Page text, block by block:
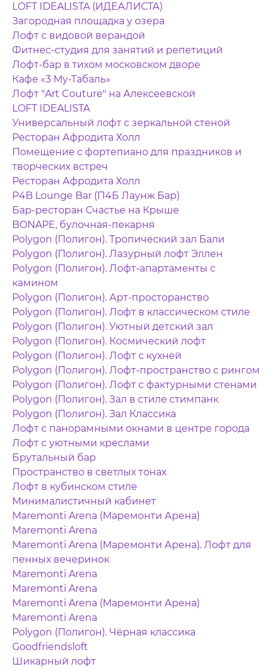
LOFT IDEALISTA (ИДЕАЛИСТА)
Загородная площадка у озера
Лофт с видовой верандой
Фитнес-студия для занятий и репетиций
Лофт-бар в тихом московском дворе
Кафе «3 Му-Табаль»
Лофт "Art Couture" на Алексеевской
LOFT IDEALISTA
Универсальный лофт с зеркальной стеной
Ресторан Афродита Холл
Помещение с фортепиано для праздников и
творческих встреч
Ресторан Афродита Холл
P4B Lounge Bar (П4Б Лаунж Бар)
Бар-ресторан Счастье на Крыше
BONAPE, булочная-пекарня
Polygon (Полигон). Тропический зал Бали
Polygon (Полигон). Лазурный лофт Эллен
Polygon (Полигон). Лофт-апартаменты с
камином
Polygon (Полигон). Арт-просторанство
Polygon (Полигон). Лофт в классическом стиле
Polygon (Полигон). Уютный детский зал
Polygon (Полигон). Космический лофт
Polygon (Полигон). Лофт с кухней
Polygon (Полигон). Лофт-пространство с рингом
Polygon (Полигон). Лофт с фактурными стенами
Polygon (Полигон). Зал в стиле стимпанк
Polygon (Полигон). Зал Классика
Лофт с панорамными окнами в центре города
Лофт с уютными креслами
Брутальный бар
Пространство в светлых тонах
Лофт в кубинском стиле
Минималистичный кабинет
Maremonti Arena (Маремонти Арена)
Maremonti Arena
Maremonti Arena (Маремонти Арена). Лофт для
пенных вечеринок
Maremonti Arena
Maremonti Arena
Maremonti Arena (Маремонти Арена)
Maremonti Arena
Polygon (Полигон). Чёрная классика
Goodfriendsloft
Шикарный лофт